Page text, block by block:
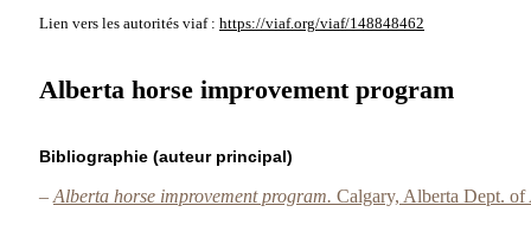
Lien vers les autorités viaf : https://viaf.org/viaf/148848462
Alberta horse improvement program
Bibliographie (auteur principal)
– Alberta horse improvement program. Calgary, Alberta Dept.